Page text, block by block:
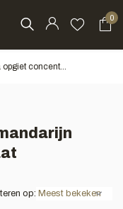
0
concent...
op: